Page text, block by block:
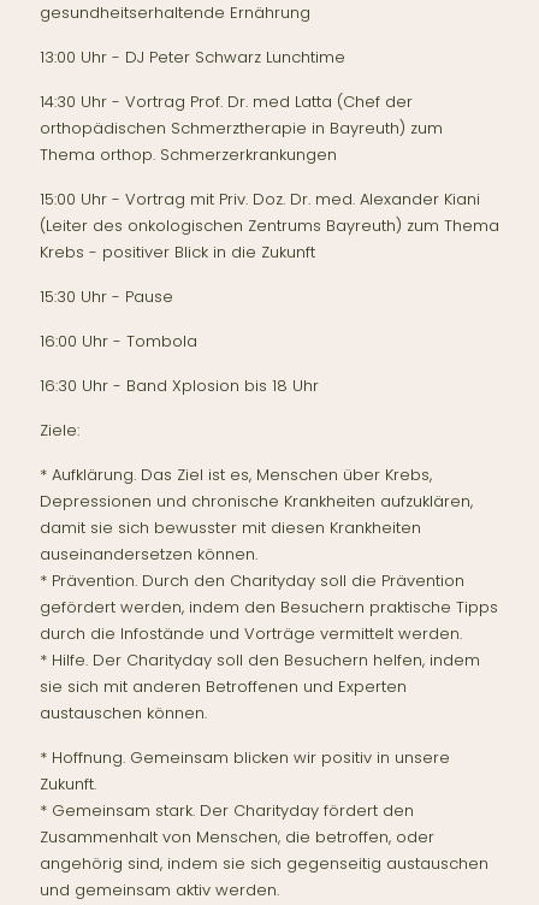
gesundheitserhaltende Ernährung
13:00 Uhr - DJ Peter Schwarz Lunchtime
14:30 Uhr - Vortrag Prof. Dr. med Latta (Chef der
orthopädischen Schmerztherapie in Bayreuth) zum
Thema orthop. Schmerzerkrankungen
15:00 Uhr - Vortrag mit Priv. Doz. Dr. med. Alexander Kiani
(Leiter des onkologischen Zentrums Bayreuth) zum Thema
Krebs - positiver Blick in die Zukunft
15:30 Uhr - Pause
16:00 Uhr - Tombola
16:30 Uhr - Band Xplosion bis 18 Uhr
Ziele:
* Aufklärung. Das Ziel ist es, Menschen über Krebs,
Depressionen und chronische Krankheiten aufzuklären,
damit sie sich bewusster mit diesen Krankheiten
auseinandersetzen können.
* Prävention. Durch den Charityday soll die Prävention
gefördert werden, indem den Besuchern praktische Tipps
durch die Infostände und Vorträge vermittelt werden.
* Hilfe. Der Charityday soll den Besuchern helfen, indem
sie sich mit anderen Betroffenen und Experten
austauschen können.
* Hoffnung. Gemeinsam blicken wir positiv in unsere
Zukunft.
* Gemeinsam stark. Der Charityday fördert den
Zusammenhalt von Menschen, die betroffen, oder
angehörig sind, indem sie sich gegenseitig austauschen
und gemeinsam aktiv werden.